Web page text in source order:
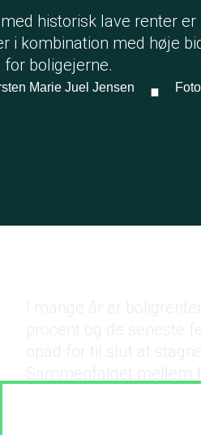
historisk lave renter
i kombination med høje
boligejerne.
Marie Juel Jensen ·
procent og de seneste
opad for til slut at
Sammenfaldet mellem